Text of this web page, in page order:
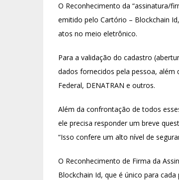
O Reconhecimento da “assinatura/
emitido pelo Cartório – Blockchain
atos no meio eletrônico.
Para a validação do cadastro
dados fornecidos pela pessoa, além
Federal, DENATRAN e outros.
Além da confrontação de todos
ele precisa responder um breve
“Isso confere um alto nível de
O Reconhecimento de Firma da
Blockchain Id, que é único para